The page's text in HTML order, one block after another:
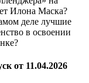
Илона Маска?
деле лучшие
в освоении
от 11.04.2026